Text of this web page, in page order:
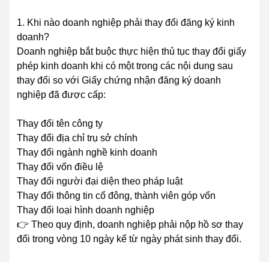
1. Khi nào doanh nghiệp phải thay đổi đăng ký kinh
doanh?
Doanh nghiệp bắt buộc thực hiện thủ tục thay đổi giấy
phép kinh doanh khi có một trong các nội dung sau
thay đổi so với Giấy chứng nhận đăng ký doanh
nghiệp đã được cấp:
Thay đổi tên công ty
Thay đổi địa chỉ trụ sở chính
Thay đổi ngành nghề kinh doanh
Thay đổi vốn điều lệ
Thay đổi người đại diện theo pháp luật
Thay đổi thông tin cổ đông, thành viên góp vốn
Thay đổi loại hình doanh nghiệp
👉 Theo quy định, doanh nghiệp phải nộp hồ sơ thay
đổi trong vòng 10 ngày kể từ ngày phát sinh thay đổi.